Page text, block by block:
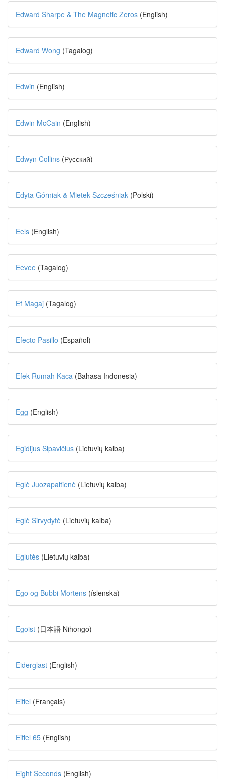
Edward Sharpe & The Magnetic Zeros (English)
Edward Wong (Tagalog)
Edwin (English)
Edwin McCain (English)
Edwyn Collins (Русский)
Edyta Górniak & Mietek Szcześniak (Polski)
Eels (English)
Eevee (Tagalog)
Ef Magaj (Tagalog)
Efecto Pasillo (Español)
Efek Rumah Kaca (Bahasa Indonesia)
Egg (English)
Egidijus Sipavičius (Lietuvių kalba)
Eglė Juozapaitienė (Lietuvių kalba)
Eglė Sirvydytė (Lietuvių kalba)
Eglutės (Lietuvių kalba)
Ego og Bubbi Mortens (íslenska)
Egoist (日本語 Nihongo)
Eiderglast (English)
Eiffel (Français)
Eiffel 65 (English)
Eight Seconds (English)